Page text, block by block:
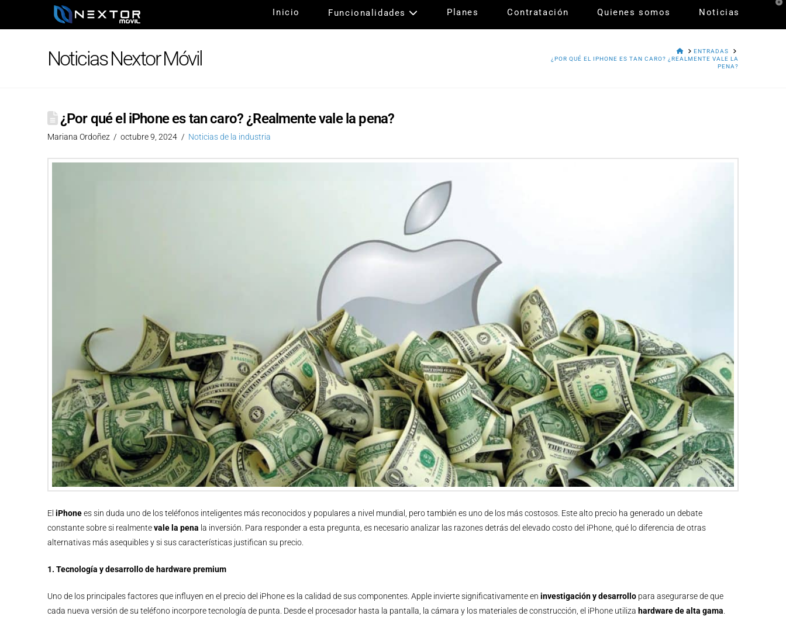
Inicio Funcionalidades Planes Contratación Quienes somos Noticias
Noticias Nextor Móvil HOMEENTRADAS
¿POR QUÉ EL IPHONE ES TAN CARO? ¿REALMENTE VALE LA
PENA?
¿Por qué el iPhone es tan caro? ¿Realmente vale la pena?
Mariana Ordoñez octubre 9, 2024 Noticias de la industria
El iPhonees sin duda uno de los teléfonos inteligentes más reconocidos y populares a nivel mundial, pero también es uno de los más costosos. Este alto precio ha generado un debate
constante sobre si realmentevale la pena la inversión. Para responder a esta pregunta, es necesario analizar las razones detrás del elevado costo del iPhone, qué lo diferencia de otras
alternativas más asequibles y si sus características justifican su precio.
1. Tecnología y desarrollo de hardware premium
Uno de los principales factores que influyen en el precio del iPhone es la calidad de sus componentes. Apple invierte significativamente en investigación y desarrollopara asegurarse de que
cada nueva versión de su teléfono incorpore tecnología de punta. Desde el procesador hasta la pantalla, la cámara y los materiales de construcción, el iPhone utiliza hardware de alta gama.